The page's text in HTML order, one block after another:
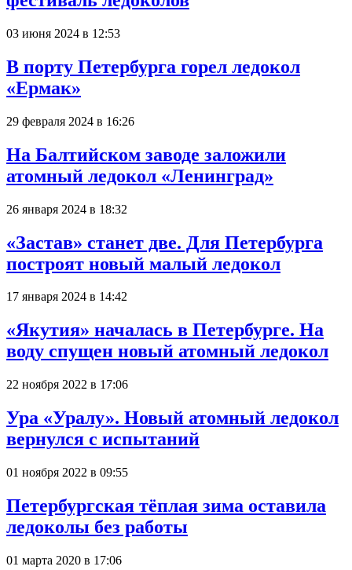
03 июня 2024 в 12:53
В порту Петербурга горел ледокол
«Ермак»
29 февраля 2024 в 16:26
На Балтийском заводе заложили
атомный ледокол «Ленинград»
26 января 2024 в 18:32
«Застав» станет две. Для Петербурга
построят новый малый ледокол
17 января 2024 в 14:42
«Якутия» началась в Петербурге. На
воду спущен новый атомный ледокол
22 ноября 2022 в 17:06
Ура «Уралу». Новый атомный ледокол
вернулся с испытаний
01 ноября 2022 в 09:55
Петербургская тёплая зима оставила
ледоколы без работы
01 марта 2020 в 17:06